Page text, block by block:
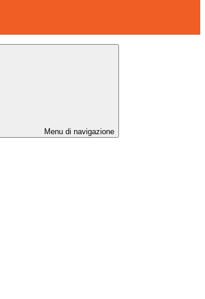
Menu di navigazione